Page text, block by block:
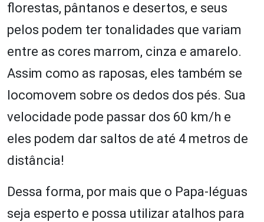
florestas, pântanos e desertos, e seus
pelos podem ter tonalidades que variam
entre as cores marrom, cinza e amarelo.
Assim como as raposas, eles também se
locomovem sobre os dedos dos pés. Sua
velocidade pode passar dos 60 km/h e
eles podem dar saltos de até 4 metros de
distância!
Dessa forma, por mais que o Papa-léguas
seja esperto e possa utilizar atalhos para